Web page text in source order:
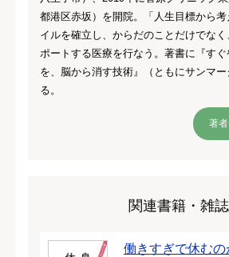
都港区赤坂）を開院。「人生目標から
イルを確立し、からだのことだけでな
ポートする医療を行なう。著書に『すぐ
を、脳から消す技術』（ともにサンマ
る。
著
関連書籍・雑誌
働きすぎで休む